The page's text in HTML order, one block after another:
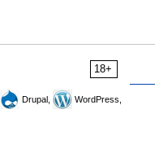
18+
Drupal,
WordPress,